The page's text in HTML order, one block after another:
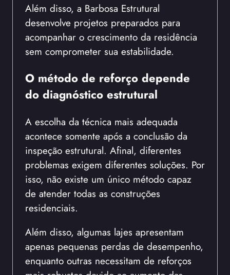
Além disso, a Barbosa Estrutural
desenvolve projetos preparados para
acompanhar o crescimento da residência
sem comprometer sua estabilidade.
O método de reforço depende
do diagnóstico estrutural
A escolha da técnica mais adequada
acontece somente após a conclusão da
inspeção estrutural. Afinal, diferentes
problemas exigem diferentes soluções. Por
isso, não existe um único método capaz
de atender todas as construções
residenciais.
Além disso, algumas lajes apresentam
apenas pequenas perdas de desempenho,
enquanto outras necessitam de reforços